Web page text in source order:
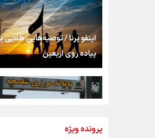
شنیدن صدای
روایت ایران از کنار
از طلوع خیابان‌ها
اشک
اینفو برنا / توصیه‌هایی طلایی
پیاده روی اربعین
اینفو برنا / جدول کامل فاصله
پرونده ویژه